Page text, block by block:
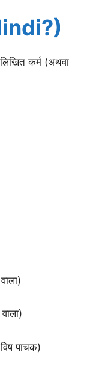
कर्म (अथवा
पाचक)